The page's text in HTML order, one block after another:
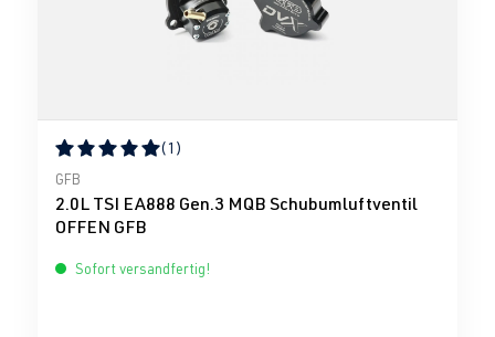
Durchschnittliche Bewertung von 5 von 5 Sternen
(1)
GFB
2.0L TSI EA888 Gen.3 MQB Schubumluftventil
OFFEN GFB
Sofort versandfertig!